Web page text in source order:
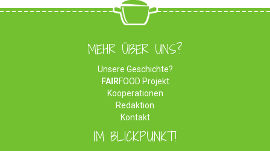
MEHR ÜBER UNS?
Unsere Geschichte?
FAIRFOOD Projekt
Kooperationen
Redaktion
Kontakt
IM BLICKPUNKT!